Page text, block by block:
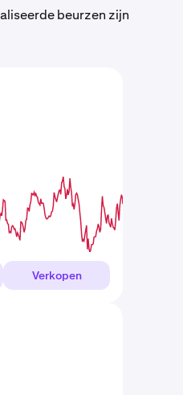
beurzen zijn
Verkopen